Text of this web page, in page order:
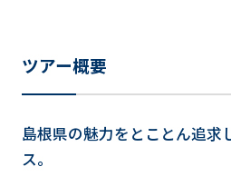
ツアー概要
島根県の魅力をとことん追求
ス。